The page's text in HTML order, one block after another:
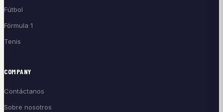
Fútbol
Fórmula 1
Tenis
COMPANY
Contáctanos
Sobre nosotros